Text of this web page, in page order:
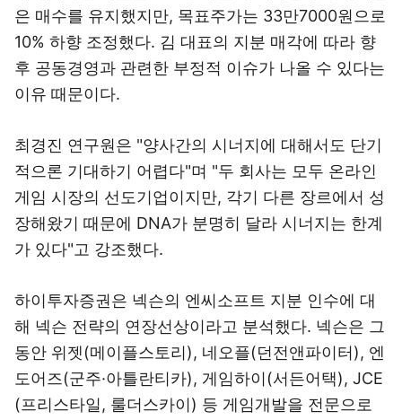
은 매수를 유지했지만, 목표주가는 33만7000원으로
10% 하향 조정했다. 김 대표의 지분 매각에 따라 향
후 공동경영과 관련한 부정적 이슈가 나올 수 있다는
이유 때문이다.
최경진 연구원은 "양사간의 시너지에 대해서도 단기
적으론 기대하기 어렵다"며 "두 회사는 모두 온라인
게임 시장의 선도기업이지만, 각기 다른 장르에서 성
장해왔기 때문에 DNA가 분명히 달라 시너지는 한계
가 있다"고 강조했다.
하이투자증권은 넥슨의 엔씨소프트 지분 인수에 대
해 넥슨 전략의 연장선상이라고 분석했다. 넥슨은 그
동안 위젯(메이플스토리), 네오플(던전앤파이터), 엔
도어즈(군주·아틀란티카), 게임하이(서든어택), JCE
(프리스타일, 룰더스카이) 등 게임개발을 전문으로